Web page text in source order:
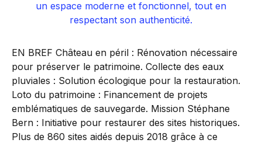
EN BREF Château en péril : Rénovation nécessaire
pour préserver le patrimoine. Collecte des eaux
pluviales : Solution écologique pour la restauration.
Loto du patrimoine : Financement de projets
emblématiques de sauvegarde. Mission Stéphane
Bern : Initiative pour restaurer des sites historiques.
Plus de 860 sites aidés depuis 2018 grâce à ce